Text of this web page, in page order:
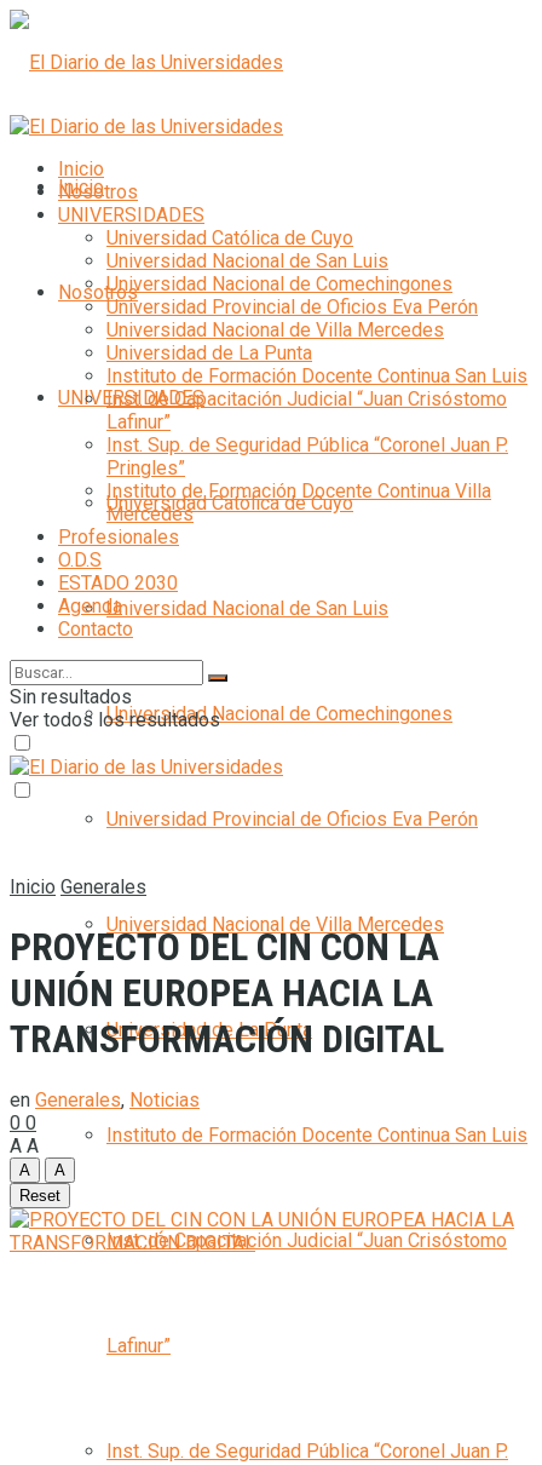
Inicio
Nosotros
UNIVERSIDADES
Universidad Católica de Cuyo
Universidad Nacional de San Luis
Universidad Nacional de Comechingones
Universidad Provincial de Oficios Eva Perón
Universidad Nacional de Villa Mercedes
Universidad de La Punta
Instituto de Formación Docente Continua San Luis
Inst. de Capacitación Judicial “Juan Crisóstomo
Lafinur”
Inst. Sup. de Seguridad Pública “Coronel Juan P.
Inicio
Nosotros
UNIVERSIDADES
Universidad Católica de Cuyo
Universidad Nacional de San Luis
Universidad Nacional de Comechingones
Universidad Provincial de Oficios Eva Perón
Universidad Nacional de Villa Mercedes
Universidad de La Punta
Instituto de Formación Docente Continua San Luis
Inst. de Capacitación Judicial “Juan Crisóstomo
Lafinur”
Inst. Sup. de Seguridad Pública “Coronel Juan P.
Pringles”
Instituto de Formación Docente Continua Villa
Mercedes
Profesionales
O.D.S
ESTADO 2030
Agenda
Contacto
Sin resultados
Ver todos los resultados
Inicio Generales
PROYECTO DEL CIN CON LA
UNIÓN EUROPEA HACIA LA
TRANSFORMACIÓN DIGITAL
en Generales, Noticias
0 0
A A
A
A
Reset